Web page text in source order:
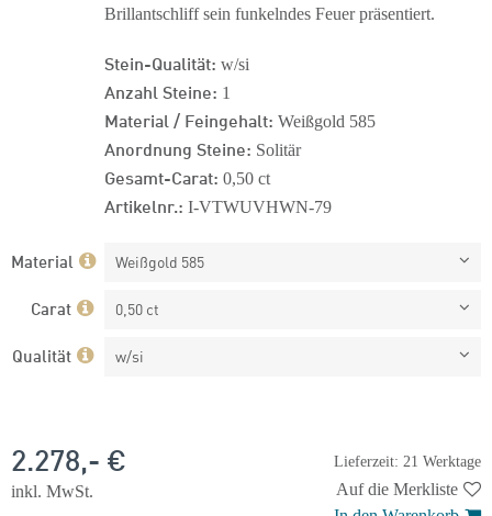
Brillantschliff sein funkelndes Feuer präsentiert.
Stein-Qualität: w/si
Anzahl Steine: 1
Material / Feingehalt: Weißgold 585
Anordnung Steine: Solitär
Gesamt-Carat: 0,50 ct
Artikelnr.: I-VTWUVHWN-79
Material Weißgold 585
Carat 0,50 ct
Qualität w/si
Lieferzeit: 21 Werktage
2.278,- €
inkl. MwSt.
Auf die Merkliste